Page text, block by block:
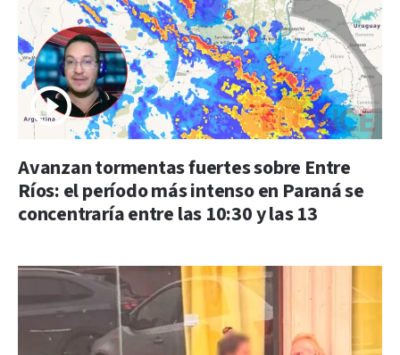
Avanzan tormentas fuertes sobre Entre
Ríos: el período más intenso en Paraná se
concentraría entre las 10:30 y las 13